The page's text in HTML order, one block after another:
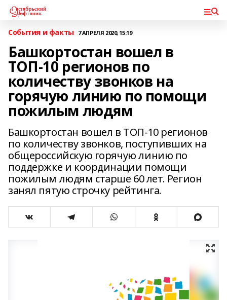
События и факты 7 АПРЕЛЯ 2020, 15:19
Башкортостан вошел в
ТОП-10 регионов по
количеству звонков на
горячую линию по помощи
пожилым людям
Башкортостан вошел в ТОП-10 регионов
по количеству звонков, поступивших на
общероссийскую горячую линию по
поддержке и координации помощи
пожилым людям старше 60 лет. Регион
занял пятую строчку рейтинга.